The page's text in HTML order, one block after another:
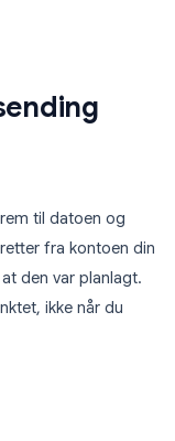
til datoen og
fra kontoen din
den var planlagt.
ikke når du